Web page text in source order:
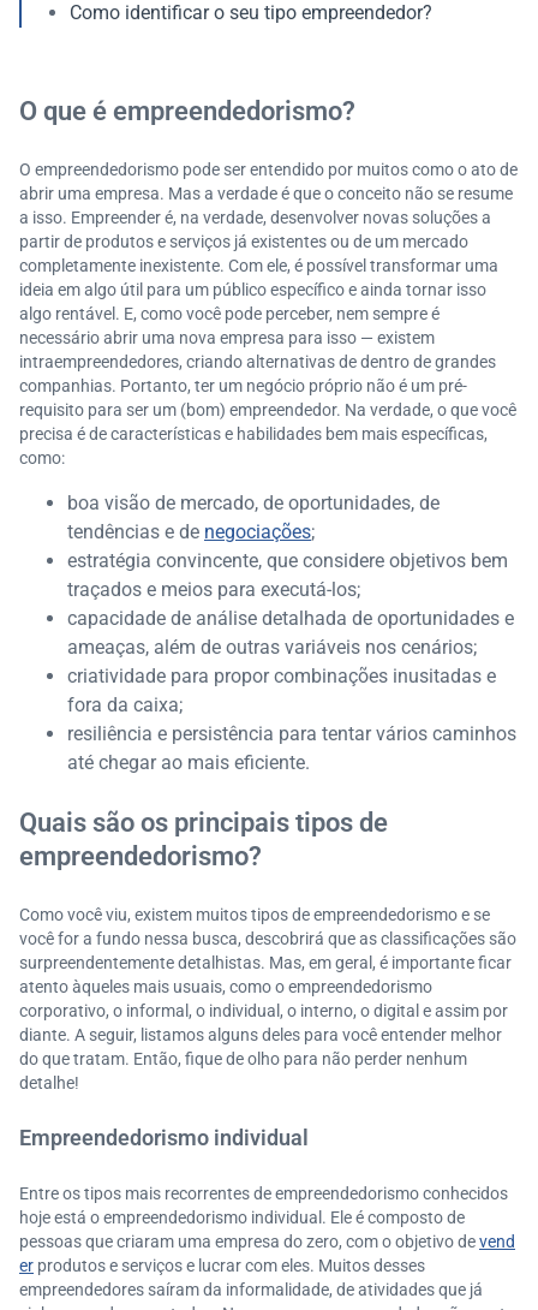
Como identificar o seu tipo empreendedor?
O que é empreendedorismo?
O empreendedorismo pode ser entendido por muitos como o ato de
abrir uma empresa. Mas a verdade é que o conceito não se resume
a isso. Empreender é, na verdade, desenvolver novas soluções a
partir de produtos e serviços já existentes ou de um mercado
completamente inexistente. Com ele, é possível transformar uma
ideia em algo útil para um público específico e ainda tornar isso
algo rentável. E, como você pode perceber, nem sempre é
necessário abrir uma nova empresa para isso — existem
intraempreendedores, criando alternativas de dentro de grandes
companhias. Portanto, ter um negócio próprio não é um pré-
requisito para ser um (bom) empreendedor. Na verdade, o que você
precisa é de características e habilidades bem mais específicas,
como:
boa visão de mercado, de oportunidades, de
tendências e de negociações;
estratégia convincente, que considere objetivos bem
traçados e meios para executá-los;
capacidade de análise detalhada de oportunidades e
ameaças, além de outras variáveis nos cenários;
criatividade para propor combinações inusitadas e
fora da caixa;
resiliência e persistência para tentar vários caminhos
até chegar ao mais eficiente.
Quais são os principais tipos de
empreendedorismo?
Como você viu, existem muitos tipos de empreendedorismo e se
você for a fundo nessa busca, descobrirá que as classificações são
surpreendentemente detalhistas. Mas, em geral, é importante ficar
atento àqueles mais usuais, como o empreendedorismo
corporativo, o informal, o individual, o interno, o digital e assim por
diante. A seguir, listamos alguns deles para você entender melhor
do que tratam. Então, fique de olho para não perder nenhum
detalhe!
Empreendedorismo individual
Entre os tipos mais recorrentes de empreendedorismo conhecidos
hoje está o empreendedorismo individual. Ele é composto de
pessoas que criaram uma empresa do zero, com o objetivo devend
er produtos e serviços e lucrar com eles. Muitos desses
empreendedores saíram da informalidade, de atividades que já